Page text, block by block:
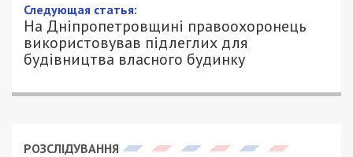
Следующая статья:
На Дніпропетровщині правоохоронець
використовував підлеглих для
будівництва власного будинку
РОЗСЛІДУВАННЯ